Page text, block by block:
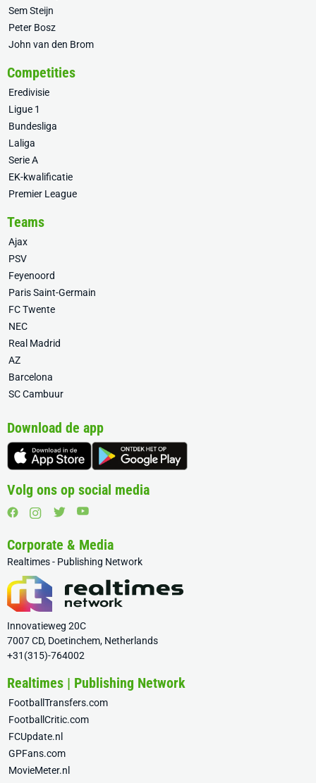
Sem Steijn
Peter Bosz
John van den Brom
Competities
Eredivisie
Ligue 1
Bundesliga
Laliga
Serie A
EK-kwalificatie
Premier League
Teams
Ajax
PSV
Feyenoord
Paris Saint-Germain
FC Twente
NEC
Real Madrid
AZ
Barcelona
SC Cambuur
Download de app
Volg ons op social media
Corporate & Media
Realtimes - Publishing Network
Innovatieweg 20C
7007 CD, Doetinchem, Netherlands
+31(315)-764002
Realtimes | Publishing Network
FootballTransfers.com
FootballCritic.com
FCUpdate.nl
GPFans.com
MovieMeter.nl